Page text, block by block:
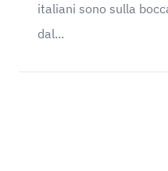
italiani sono sulla
dal...